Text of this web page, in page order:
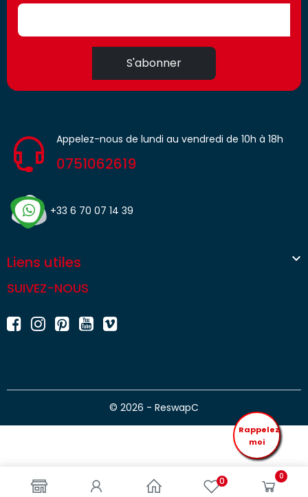
0 0
S'abonner
Appelez-nous de lundi au vendredi de 10h à 18h
0751062619
+33 6 70 07 14 39
Liens utiles 
SUIVEZ-NOUS
© 2026 - ReswapC
Rappelez
moi